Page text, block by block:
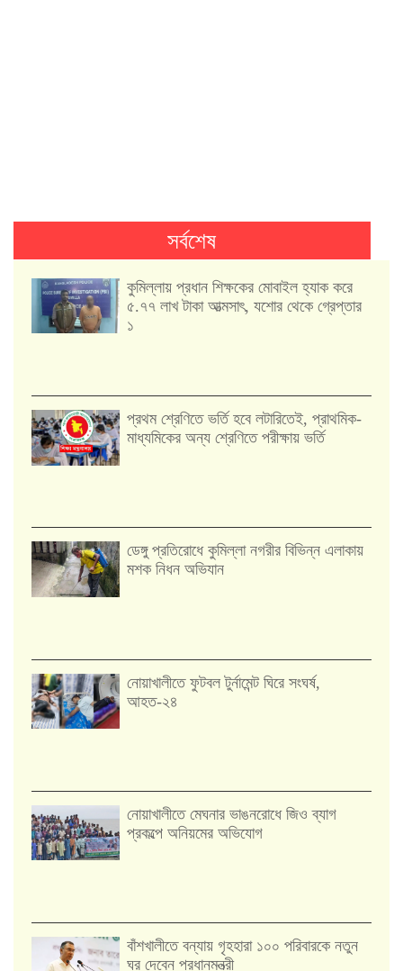
সর্বশেষ
কুমিল্লায় প্রধান শিক্ষকের মোবাইল হ্যাক করে
৫.৭৭ লাখ টাকা আত্মসাৎ, যশোর থেকে গ্রেপ্তার
১
প্রথম শ্রেণিতে ভর্তি হবে লটারিতেই, প্রাথমিক-
মাধ্যমিকের অন্য শ্রেণিতে পরীক্ষায় ভর্তি
ডেঙ্গু প্রতিরোধে কুমিল্লা নগরীর বিভিন্ন এলাকায়
মশক নিধন অভিযান
নোয়াখালীতে ফুটবল টুর্নামেন্ট ঘিরে সংঘর্ষ,
আহত-২৪
নোয়াখালীতে মেঘনার ভাঙনরোধে জিও ব্যাগ
প্রকল্পে অনিয়মের অভিযোগ
বাঁশখালীতে বন্যায় গৃহহারা ১০০ পরিবারকে নতুন
ঘর দেবেন প্রধানমন্ত্রী